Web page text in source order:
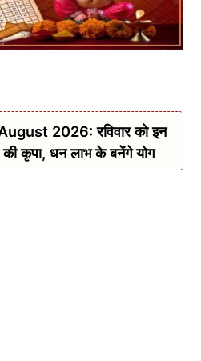
2026: रविवार को इन
की कृपा, धन लाभ के बनेंगे योग